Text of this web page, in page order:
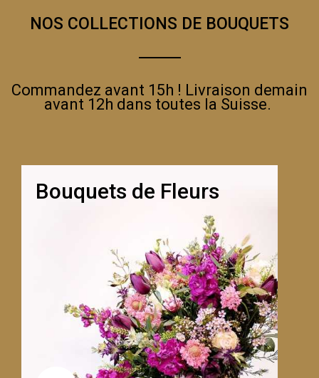
NOS COLLECTIONS DE BOUQUETS
Commandez avant 15h ! Livraison demain
avant 12h dans toutes la Suisse.
Bouquets de Fleurs